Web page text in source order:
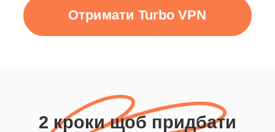
Отримати Turbo VPN
2 кроки щоб придбати